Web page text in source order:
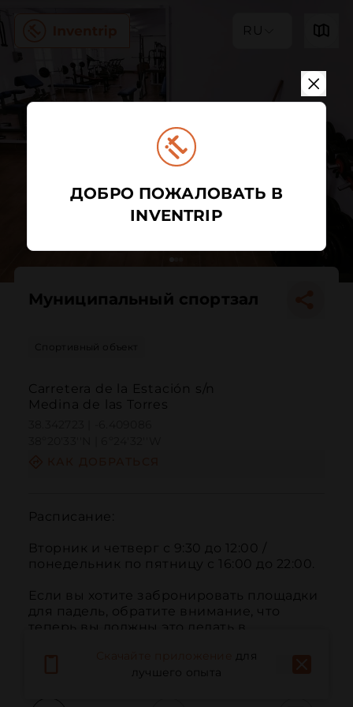
RU
Муниципальный спортзал
Спортивный объект
Carretera de la Estación s/n
Medina de las Torres
Расписание:
Вторник и четверг с 9:30 до 12:00 /
понедельник по пятницу с 16:00 до 22:00.
Если вы хотите забронировать площадки
для падель, обратите внимание, что
теперь вы должны это делать в
для
лучшего опыта
ДОБРО ПОЖАЛОВАТЬ В
INVENTRIP